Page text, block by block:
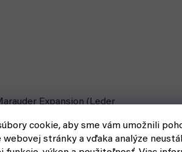
cookie, aby sme vám umožnili
webovej stránky a vďaka analýze
Expansion (Leder
na odoslanie